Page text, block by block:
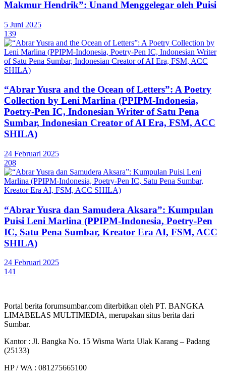
Makmur Hendrik”: Unand Menggelegar oleh Puisi
5 Juni 2025
139
“Abrar Yusra and the Ocean of Letters”: A Poetry
Collection by Leni Marlina (PPIPM-Indonesia,
Poetry-Pen IC, Indonesian Writer of Satu Pena
Sumbar, Indonesian Creator of AI Era, FSM, ACC
SHILA)
24 Februari 2025
208
“Abrar Yusra dan Samudera Aksara”: Kumpulan
Puisi Leni Marlina (PPIPM-Indonesia, Poetry-Pen
IC, Satu Pena Sumbar, Kreator Era AI, FSM, ACC
SHILA)
24 Februari 2025
141
Portal berita forumsumbar.com diterbitkan oleh PT. BANGKA
LIMABELAS MULTIMEDIA, merupakan situs berita dari
Sumbar.
Kantor : Jl. Bangka No. 15 Wisma Warta Ulak Karang – Padang
(25133)
HP / WA : 081275665100